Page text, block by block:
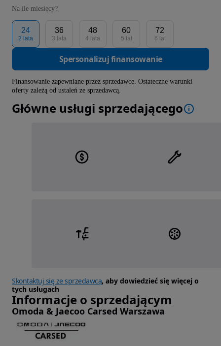
Na ile miesięcy?
24
2 lata
36
3 lata
48
4 lata
60
5 lat
72
6 lat
Spersonalizuj finansowanie
Finansowanie zapewniane przez sprzedawcę. Ostateczne warunki
oferty zależą od ustaleń ze sprzedawcą.
Główne usługi sprzedającego
Skontaktuj się ze sprzedawcą, aby dowiedzieć się więcej o
tych usługach
Informacje o sprzedającym
Omoda & Jaecoo Carsed Warszawa